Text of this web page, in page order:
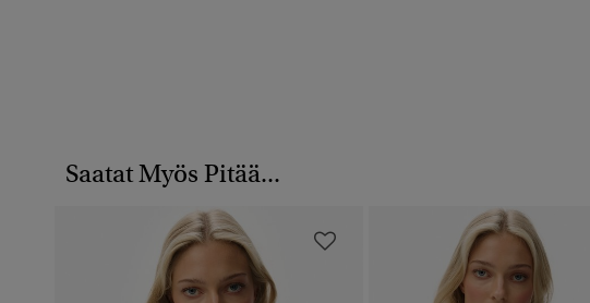
Saatat Myös Pitää...